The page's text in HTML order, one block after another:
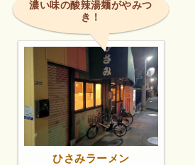
濃い味の酸辣湯麺がやみつ
き！
ひさみラーメン